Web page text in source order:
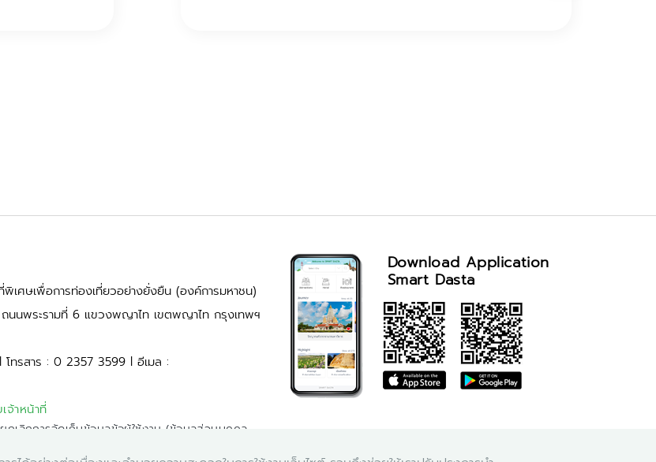
เศษเพื่อการท่องเที่ยวอย่างยั่งยืน (องค์การมหาชน)
ถนนพระรามที่ 6 แขวงพญาไท เขตพญาไท กรุงเทพฯ
ทรสาร : 0 2357 3599 l อีเมล :
จ้าหน้าที่
เลิกการจัดเก็บข้อมูลข้อผู้ใช้งาน (ข้อมูลส่วนบุคคล
Download Application
Smart Dasta